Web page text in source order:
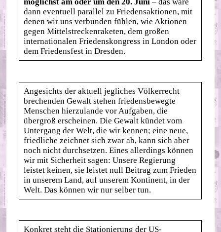
dann eventuell parallel zu Friedensaktionen, mit
denen wir uns verbunden fühlen, wie Aktionen
gegen Mittelstreckenraketen, dem großen
internationalen Friedenskongress in London oder
dem Friedensfest in Dresden.
Angesichts der aktuell jegliches Völkerrecht
brechenden Gewalt stehen friedensbewegte
Menschen hierzulande vor Aufgaben, die
übergroß erscheinen. Die Gewalt kündet vom
Untergang der Welt, die wir kennen; eine neue,
friedliche zeichnet sich zwar ab, kann sich aber
noch nicht durchsetzen. Eines allerdings können
wir mit Sicherheit sagen: Unsere Regierung
leistet keinen, sie leistet null Beitrag zum Frieden
in unserem Land, auf unserem Kontinent, in der
Welt. Das können wir nur selber tun.
Konkret steht die Stationierung der US-